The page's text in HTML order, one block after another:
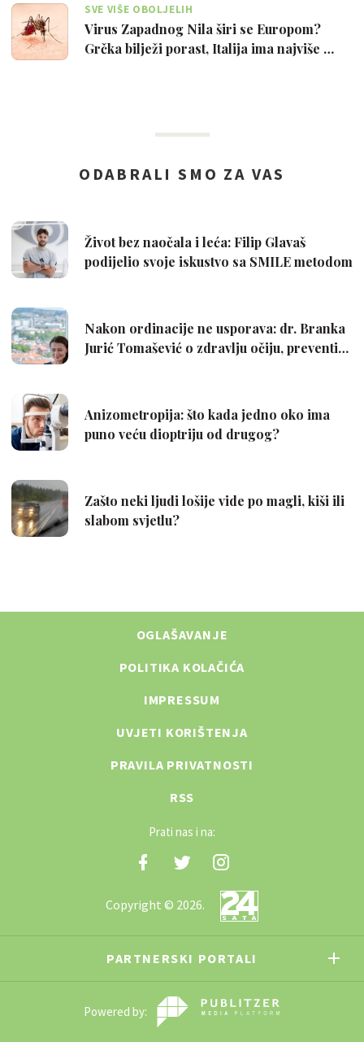
SVE VIŠE OBOLJELIH
Virus Zapadnog Nila širi se Europom?
Grčka bilježi porast, Italija ima najviše …
OGLAŠAVANJE
POLITIKA KOLAČIĆA
IMPRESSUM
UVJETI KORIŠTENJA
PRAVILA PRIVATNOSTI
RSS
Prati nas i na:
Copyright © 2026.
PARTNERSKI PORTALI
Powered by: